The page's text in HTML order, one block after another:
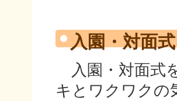
入園・対面
入園・対面式
キとワクワクの